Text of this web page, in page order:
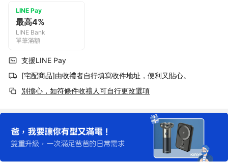
LINE Pay
最高4%
LINE Bank
單筆滿額
支援LINE Pay
[宅配商品]由收禮者自行填寫收件地址，便利又貼心。
別擔心，如符條件收禮人可自行更改選項